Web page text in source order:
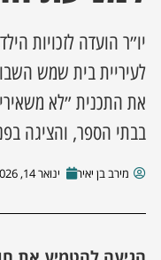
יו״ר הועדה לזכויות
לעיריית בית שמש
את התכנית ״לא
בבתי הספר, והציגה
מירב בן יאיר ינואר 14, 2026